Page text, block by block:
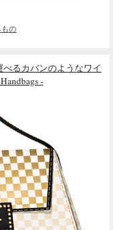
の
るカバンのようなワイ
-